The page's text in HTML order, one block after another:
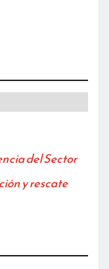
del Sector
y rescate